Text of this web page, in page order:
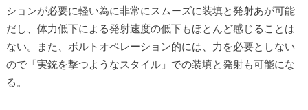
ションが必要に軽い為に非常にスムーズに装填と発射あが可能
だし、体力低下による発射速度の低下もほとんど感じることは
ない。また、ボルトオペレーション的には、力を必要としない
ので「実銃を撃つようなスタイル」での装填と発射も可能にな
る。